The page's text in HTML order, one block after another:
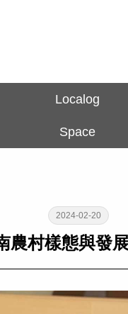
Localog
Space
2024-02-20
農村樣態與發